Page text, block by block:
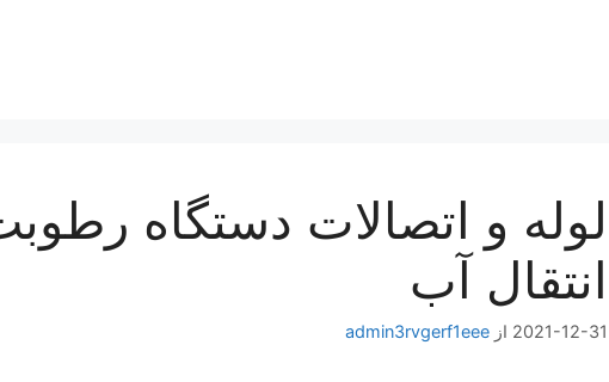
لوله و اتصالات دستگاه
انتقال آب
2021-12-31 از admin3rvgerf1eee